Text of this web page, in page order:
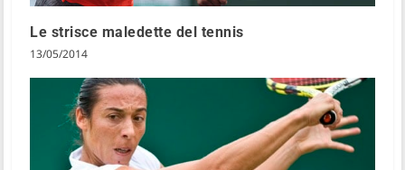
Le strisce maledette del tennis
13/05/2014